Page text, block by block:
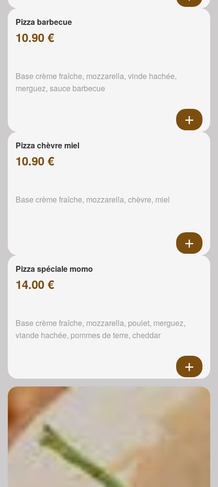
Pizza barbecue
10.90 €
Base crème fraîche, mozzarella, vinde hachée,
merguez, sauce barbecue
Pizza chèvre miel
10.90 €
Base crème fraîche, mozzarella, chèvre, miel
Pizza spéciale momo
14.00 €
Base crème fraîche, mozzarella, poulet, merguez,
viande hachée, pommes de terre, cheddar